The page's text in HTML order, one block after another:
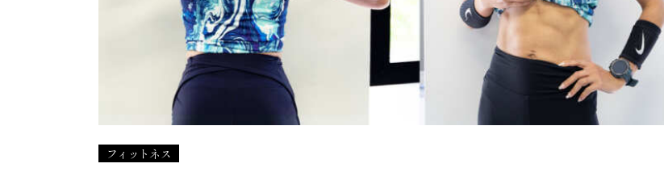
フィットネス